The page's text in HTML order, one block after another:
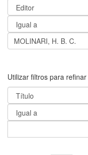
Utilizar filtros para